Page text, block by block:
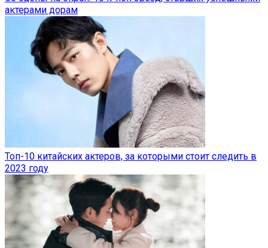
актерами дорам
Топ-10 китайских актеров, за которыми стоит следить в
2023 году